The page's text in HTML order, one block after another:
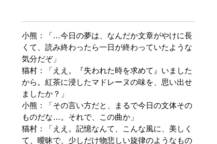
小熊：「…今日の夢は、なんだか文章がやけに長
くて、読み終わったら一日が終わっていたような
気分だぞ」
猫村：「ええ。『失われた時を求めて』いました
から。紅茶に浸したマドレーヌの味を、思い出せ
ましたか？」
小熊：「その言い方だと、まるで今日の文体その
ものだな…。それで、この曲か」
猫村：「ええ。記憶なんて、こんな風に、美しく
て、曖昧で、少しだけ物悲しい旋律のようなもの